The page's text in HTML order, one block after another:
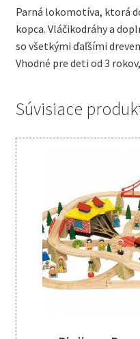
Parná lokomotíva, ktorá
kopca. Vláčikodráhy a
so všetkými ďaľšími
Vhodné pre deti od 3
Súvisiace